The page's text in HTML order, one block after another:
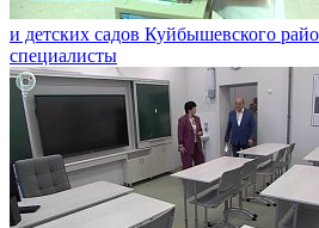
и детских садов Куйбышевского
специалисты